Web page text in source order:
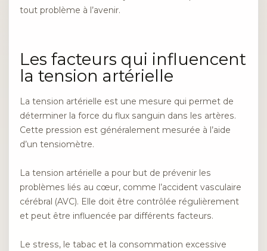
tout problème à l’avenir.
Les facteurs qui influencent
la tension artérielle
La tension artérielle est une mesure qui permet de
déterminer la force du flux sanguin dans les artères.
Cette pression est généralement mesurée à l’aide
d’un tensiomètre.
La tension artérielle a pour but de prévenir les
problèmes liés au cœur, comme l’accident vasculaire
cérébral (AVC). Elle doit être contrôlée régulièrement
et peut être influencée par différents facteurs.
Le stress, le tabac et la consommation excessive